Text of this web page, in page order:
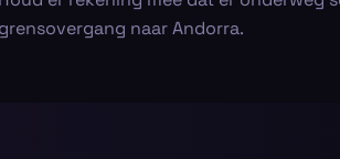
grensovergang naar Andorra.